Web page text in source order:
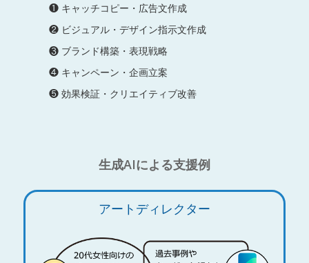
❶ キャッチコピー・広告文作成
❷ ビジュアル・デザイン指示文作成
❸ ブランド構築・表現戦略
❹ キャンペーン・企画立案
❺ 効果検証・クリエイティブ改善
生成AIによる支援例
アートディレクター